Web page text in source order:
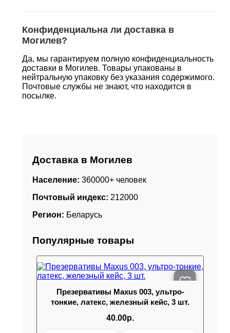
Конфиденциальна ли доставка в
Могилев?
Да, мы гарантируем полную конфиденциальность
доставки в Могилев. Товары упакованы в
нейтральную упаковку без указания содержимого.
Почтовые службы не знают, что находится в
посылке.
Доставка в Могилев
Население: 360000+ человек
Почтовый индекс: 212000
Регион: Беларусь
Популярные товары
Презервативы Maxus 003, ультро-
тонкие, латекс, железный кейс, 3 шт.
40.00р.